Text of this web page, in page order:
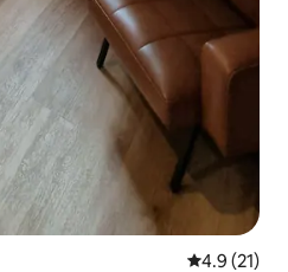
Calificación
4.9 (21)